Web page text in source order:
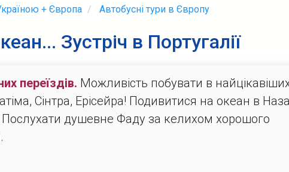
+ Європа Автобусні тури в Європу
Зустріч в Португалії
переїздів. Можливість побувати в
Сінтра, Ерісейра! Подивитися на океан в
Послухати душевне Фаду за келихом хорошого